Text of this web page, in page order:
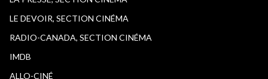
LE DEVOIR, SECTION CINÉMA
RADIO-CANADA, SECTION CINÉMA
IMDB
ALLO-CINÉ